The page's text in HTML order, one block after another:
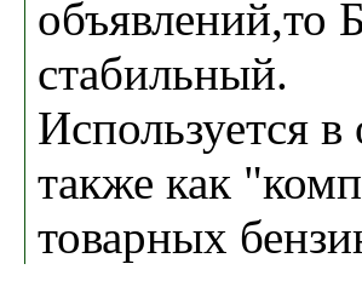
объявлений,то
стабильный.
Используется
также как
товарных